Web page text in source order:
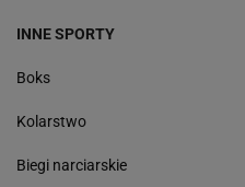
INNE SPORTY
Boks
Kolarstwo
Biegi narciarskie